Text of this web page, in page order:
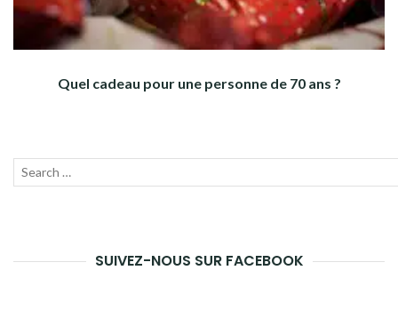
Quel cadeau pour une personne de 70 ans ?
Recherche
SUIVEZ-NOUS SUR FACEBOOK